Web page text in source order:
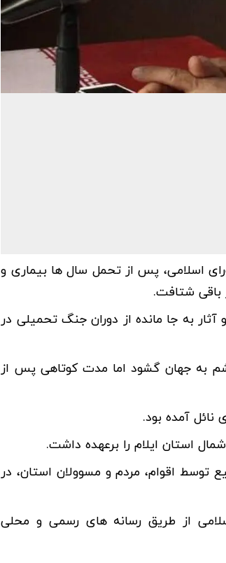
اسلامی، پس از تحمل سال ها بیماری و
باقی شتافت.
به جا مانده از دوران جنگ تحمیلی در
بغداد پایتخت کشور عراق چشم به جهان گشود اما مدت کوتاهی پس از
استان ایلام را برعهده داشت.
توسط اقوام، مردم و مسوولان استان، در
از طریق رسانه های رسمی و محلی